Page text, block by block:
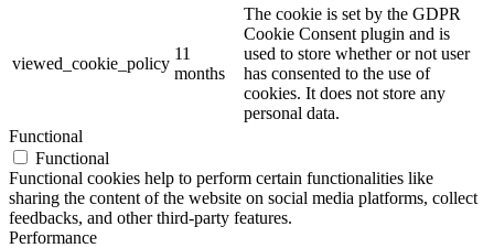
viewed_cookie_policy
11
months
The cookie is set by the GDPR
Cookie Consent plugin and is
used to store whether or not user
has consented to the use of
cookies. It does not store any
personal data.
Functional
Functional
Functional cookies help to perform certain functionalities like
sharing the content of the website on social media platforms, collect
feedbacks, and other third-party features.
Performance